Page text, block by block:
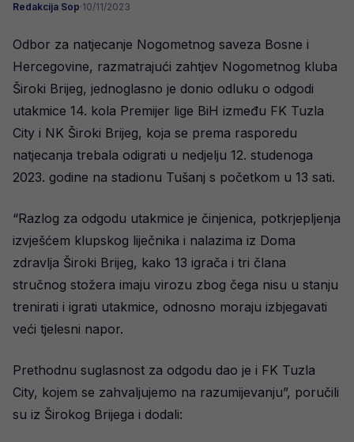
Redakcija Sop·10/11/2023
Odbor za natjecanje Nogometnog saveza Bosne i
Hercegovine, razmatrajući zahtjev Nogometnog kluba
Široki Brijeg, jednoglasno je donio odluku o odgodi
utakmice 14. kola Premijer lige BiH između FK Tuzla
City i NK Široki Brijeg, koja se prema rasporedu
natjecanja trebala odigrati u nedjelju 12. studenoga
2023. godine na stadionu Tušanj s početkom u 13 sati.
“Razlog za odgodu utakmice je činjenica, potkrjepljenja
izvješćem klupskog liječnika i nalazima iz Doma
zdravlja Široki Brijeg, kako 13 igrača i tri člana
stručnog stožera imaju virozu zbog čega nisu u stanju
trenirati i igrati utakmice, odnosno moraju izbjegavati
veći tjelesni napor.
Prethodnu suglasnost za odgodu dao je i FK Tuzla
City, kojem se zahvaljujemo na razumijevanju”, poručili
su iz Širokog Brijega i dodali: